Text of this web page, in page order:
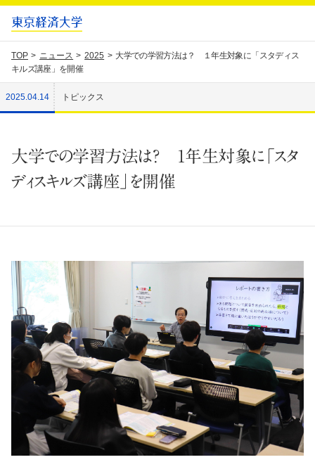
TOP ニュース 2025
大学での学習方法は？ １年生対象に「スタディス
キルズ講座」を開催
2025.04.14 トピックス
大学での学習方法は？ １年生対象に「スタ
ディスキルズ講座」を開催